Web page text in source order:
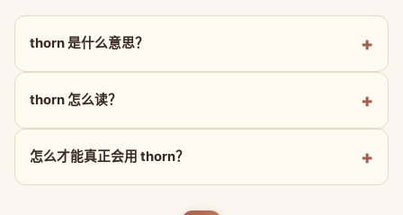
thorn 是什么意思？
thorn 怎么读？
怎么才能真正会用 thorn？